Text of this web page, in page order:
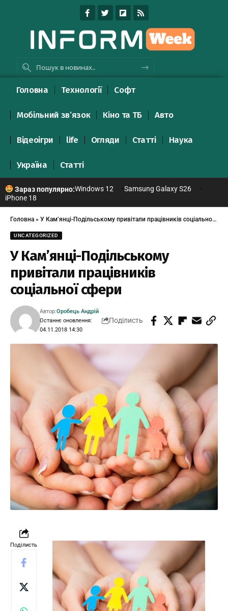
Головна Технології Софт
Мобільний зв’язок Кіно та ТБ Авто
Відеоігри life Огляди Статті Наука
Україна Статті
Зараз популярно:Windows 12
Samsung Galaxy S26
iPhone 18
Головна » У Кам’янці-Подільському привітали працівників соціальної сфери
UNCATEGORIZED
У Кам’янці-Подільському
привітали працівників
соціальної сфери
Останнє оновлення:
04.11.2018 14:30
Автор:Оробець Андрій
Поділисть
Поділисть